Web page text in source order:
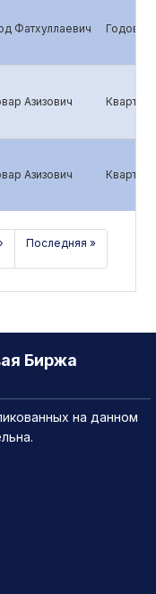
Фатхуллаевич Годовой
Азизович
Азизович
Последняя »
Биржа
на данном